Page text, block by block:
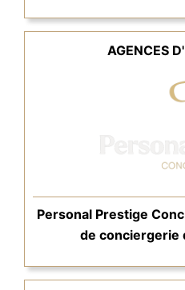
AGENCES
Personal Prestige
de conciergerie